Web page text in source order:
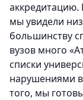
аккредитацию.
мы увидели
большинству
вузов много
списки
нарушениями
того, мы